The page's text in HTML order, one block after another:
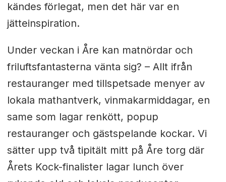
kändes förlegat, men det här var en
jätteinspiration.
Under veckan i Åre kan matnördar och
friluftsfantasterna vänta sig? – Allt ifrån
restauranger med tillspetsade menyer av
lokala mathantverk, vinmakarmiddagar, en
same som lagar renkött, popup
restauranger och gästspelande kockar. Vi
sätter upp två tipitält mitt på Åre torg där
Årets Kock-finalister lagar lunch över